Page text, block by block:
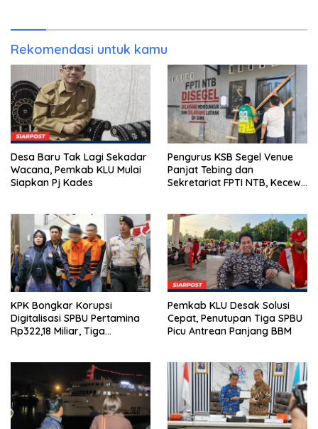
Rekomendasi untuk kamu
Desa Baru Tak Lagi Sekadar
Wacana, Pemkab KLU Mulai
Siapkan Pj Kades
Pengurus KSB Segel Venue
Panjat Tebing dan
Sekretariat FPTI NTB, Kecewa
KPK Bongkar Korupsi
Digitalisasi SPBU Pertamina
Rp322,18 Miliar, Tiga
Pemkab KLU Desak Solusi
Cepat, Penutupan Tiga SPBU
Picu Antrean Panjang BBM